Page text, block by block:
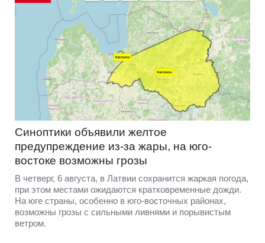
Синоптики объявили желтое
предупреждение из-за жары, на юго-
востоке возможны грозы
В четверг, 6 августа, в Латвии сохранится жаркая погода,
при этом местами ожидаются кратковременные дожди.
На юге страны, особенно в юго-восточных районах,
возможны грозы с сильными ливнями и порывистым
ветром.